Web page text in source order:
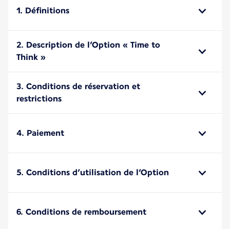
1. Définitions
2. Description de l’Option « Time to
Think »
3. Conditions de réservation et
restrictions
4. Paiement
5. Conditions d’utilisation de l’Option
6. Conditions de remboursement